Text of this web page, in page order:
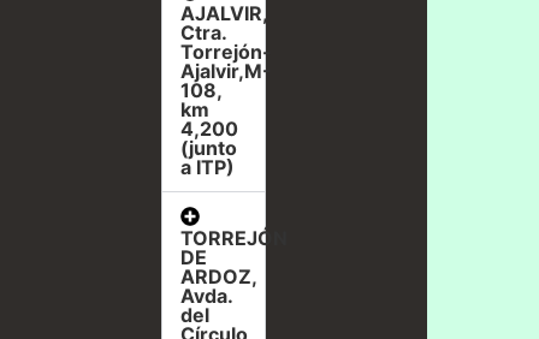
AJALVIR,
Ctra.
Torrejón-
Ajalvir,M-
108,
km
4,200
(junto
a ITP)
TORREJÓN
DE
ARDOZ,
Avda.
del